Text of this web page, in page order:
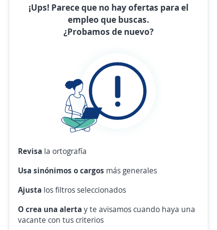
¡Ups! Parece que no hay ofertas para el
empleo que buscas.
¿Probamos de nuevo?
Revisa la ortografía
Usa sinónimos o cargos más generales
Ajusta los filtros seleccionados
O crea una alerta y te avisamos cuando haya una
vacante con tus criterios